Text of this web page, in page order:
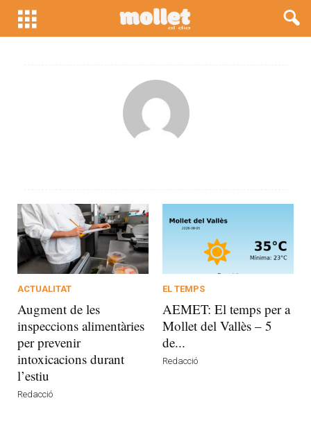
ACTUALITAT
Augment de les
inspeccions alimentàries
per prevenir
intoxicacions durant
l’estiu
Redacció
EL TEMPS
AEMET: El temps per a
Mollet del Vallès – 5
de...
Redacció